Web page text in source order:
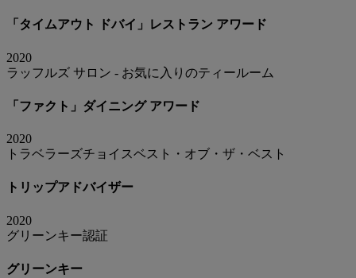
「タイムアウト ドバイ」レストラン アワード
2020
ラッフルズ サロン - お気に入りのティールーム
「ファクト」ダイニング アワード
2020
トラベラーズチョイスベスト・オブ・ザ・ベスト
トリップアドバイザー
2020
グリーンキー認証
グリーンキー